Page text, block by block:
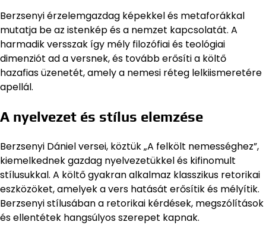
Berzsenyi érzelemgazdag képekkel és metaforákkal
mutatja be az istenkép és a nemzet kapcsolatát. A
harmadik versszak így mély filozófiai és teológiai
dimenziót ad a versnek, és tovább erősíti a költő
hazafias üzenetét, amely a nemesi réteg lelkiismeretére
apellál.
A nyelvezet és stílus elemzése
Berzsenyi Dániel versei, köztük „A felkölt nemességhez”,
kiemelkednek gazdag nyelvezetükkel és kifinomult
stílusukkal. A költő gyakran alkalmaz klasszikus retorikai
eszközöket, amelyek a vers hatását erősítik és mélyítik.
Berzsenyi stílusában a retorikai kérdések, megszólítások
és ellentétek hangsúlyos szerepet kapnak.